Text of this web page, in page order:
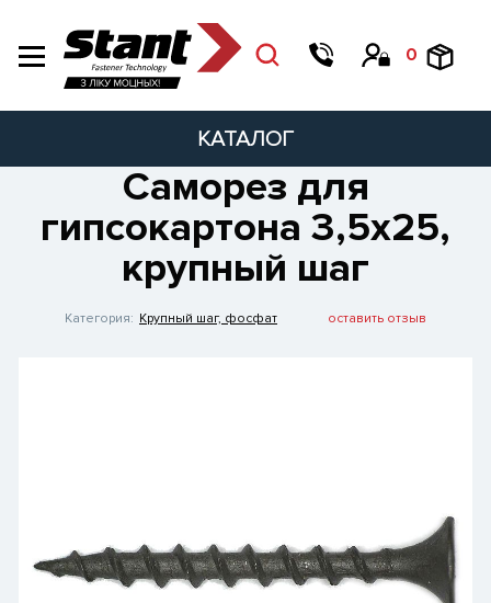
0
КАТАЛОГ
Саморез для
гипсокартона 3,5х25,
крупный шаг
Категория: Крупный шаг, фосфат оставить отзыв